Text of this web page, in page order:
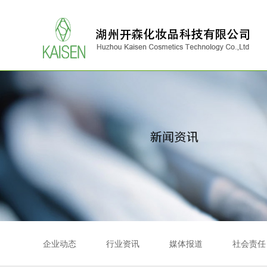
企业动态 行业资讯 媒体报道 社会责任